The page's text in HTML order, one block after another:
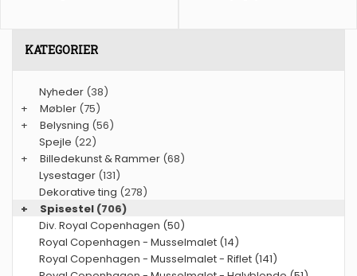
KATEGORIER
Nyheder (38)
+
Møbler (75)
+
Belysning (56)
Spejle (22)
+
Billedekunst & Rammer (68)
Lysestager (131)
Dekorative ting (278)
+
Spisestel (706)
Div. Royal Copenhagen (50)
Royal Copenhagen - Musselmalet (14)
Royal Copenhagen - Musselmalet - Riflet (141)